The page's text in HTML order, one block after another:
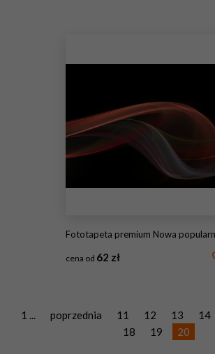
Fototapeta premium Nowa popularna seria.
cena od 62 zł
1 ... poprzednia 11 12 13 14
18
19 20